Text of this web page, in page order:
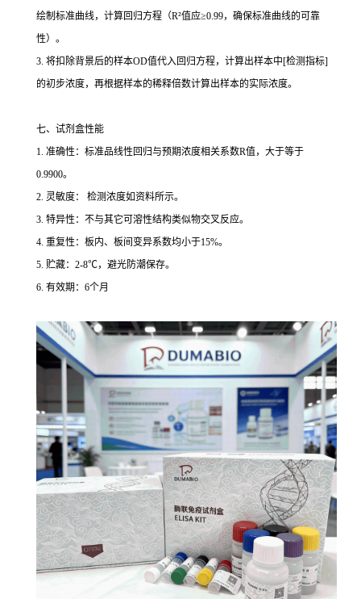
绘制标准曲线，计算回归方程（R²值应≥0.99，确保标准曲线的可靠
性）。
3. 将扣除背景后的样本OD值代入回归方程，计算出样本中[检测指标]
的初步浓度，再根据样本的稀释倍数计算出样本的实际浓度。
七、试剂盒性能
1. 准确性：标准品线性回归与预期浓度相关系数R值，大于等于
0.9900。
2. 灵敏度： 检测浓度如资料所示。
3. 特异性：不与其它可溶性结构类似物交叉反应。
4. 重复性：板内、板间变异系数均小于15%。
5. 贮藏：2-8℃，避光防潮保存。
6. 有效期：6个月